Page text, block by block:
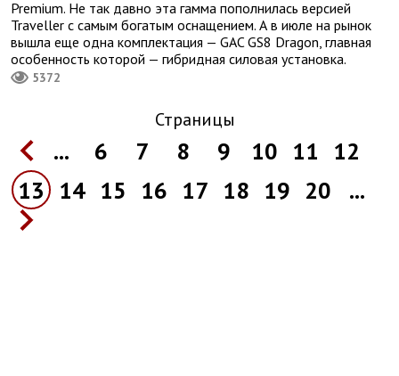
Premium. Не так давно эта гамма пополнилась версией
Traveller с самым богатым оснащением. А в июле на рынок
вышла еще одна комплектация — GAC GS8 Dragon, главная
особенность которой — гибридная силовая установка.
5372
Страницы
... 6 7 8 9 10 11
12
13
14 15 16 17 18 19 20 ...